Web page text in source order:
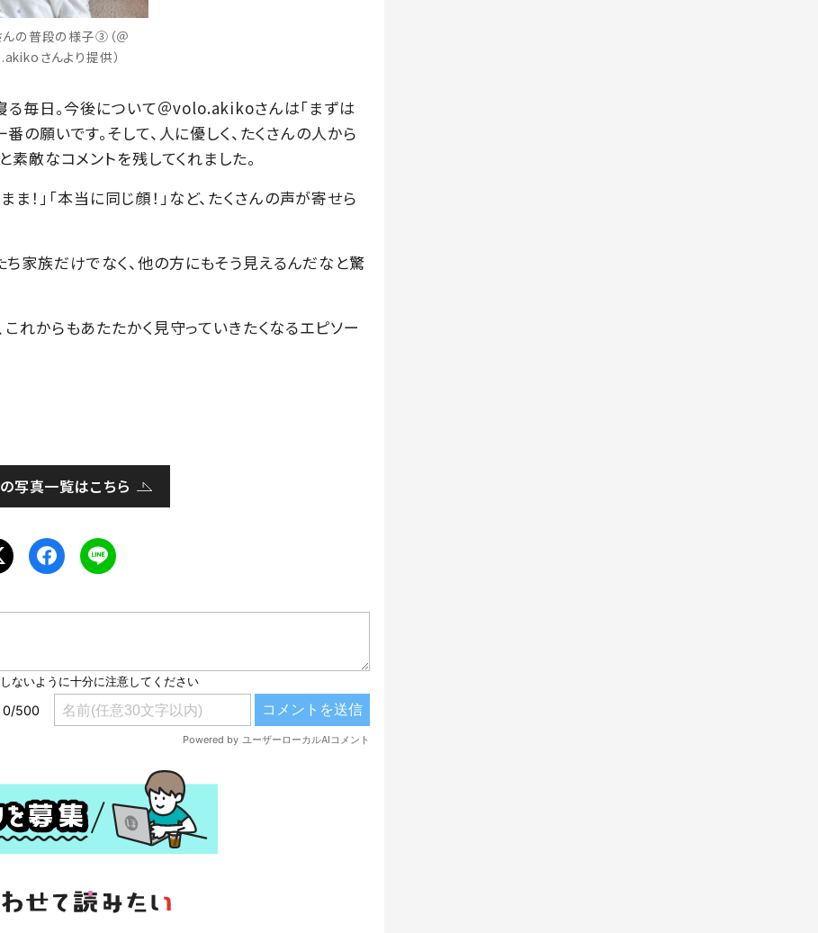
んの普段の様子③（＠
さんより提供）
る毎日。今後について＠volo.akikoさんは「まずは
の願いです。そして、人に優しく、たくさんの人から
素敵なコメントを残してくれました。
ま！」「本当に同じ顔！」など、たくさんの声が寄せら
家族だけでなく、他の方にもそう見えるんだなと驚
れからもあたたかく見守っていきたくなるエピソー
写真一覧はこちら